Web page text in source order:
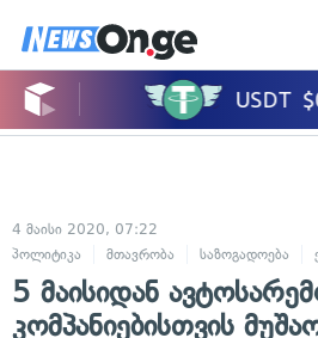
4 მაისი 2020, 07:22
პოლიტიკა
მთავრობა საზოგადოება
5 მაისიდან
კომპანიებისთვის